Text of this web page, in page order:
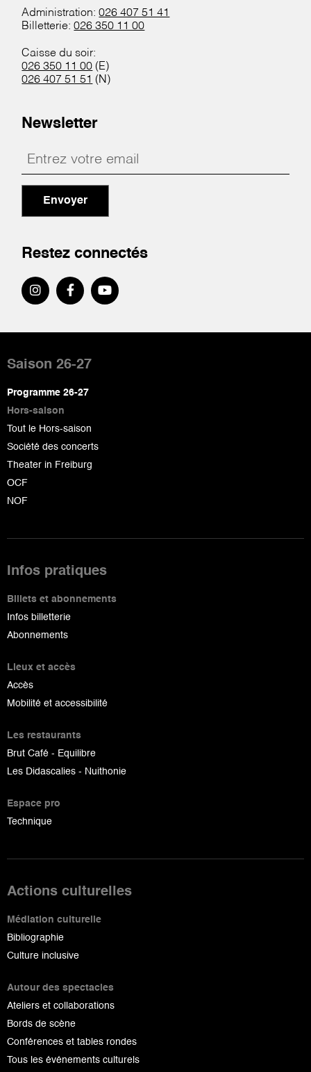
Administration:026 407 51 41
Billetterie:026 350 11 00
Caisse du soir:
026 350 11 00 (E)
026 407 51 51 (N)
Newsletter
Envoyer
Restez connectés
de
page
Saison 26-27
Programme 26-27
Hors-saison
Tout le Hors-saison
Société des concerts
Theater in Freiburg
OCF
NOF
Infos pratiques
Billets et abonnements
Infos billetterie
Abonnements
Lieux et accès
Accès
Mobilité et accessibilité
Les restaurants
Brut Café - Equilibre
Les Didascalies - Nuithonie
Espace pro
Technique
Actions culturelles
Médiation culturelle
Bibliographie
Culture inclusive
Autour des spectacles
Ateliers et collaborations
Bords de scène
Conférences et tables rondes
Tous les événements culturels